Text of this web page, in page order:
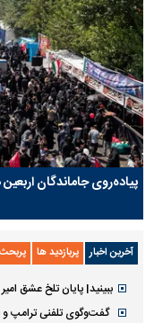
پیاده‌روی جاماندگان اربعین
آخرین اخبار پربازدید ها
ببینید| پایان تلخ عشق
گفت‌وگوی تلفنی ترامپ و